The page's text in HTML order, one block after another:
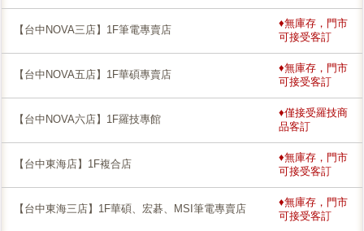
【台中NOVA三店】1F筆電專賣店
♦無庫存，門市
可接受客訂
【台中NOVA五店】1F華碩專賣店
♦無庫存，門市
可接受客訂
【台中NOVA六店】1F羅技專館
♦僅接受羅技商
品客訂
【台中東海店】1F複合店
♦無庫存，門市
可接受客訂
【台中東海三店】1F華碩、宏碁、MSI筆電專賣店
♦無庫存，門市
可接受客訂